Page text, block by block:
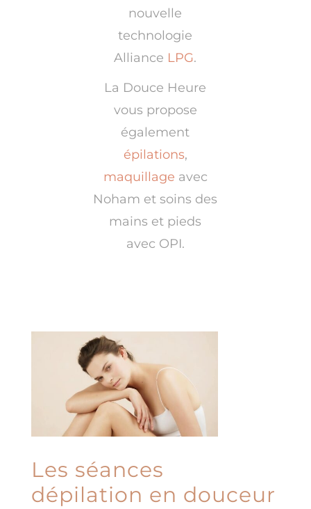
nouvelle
technologie
Alliance LPG.
La Douce Heure
vous propose
également
épilations,
maquillage avec
Noham et soins des
mains et pieds
avec OPI.
Les séances
dépilation en douceur